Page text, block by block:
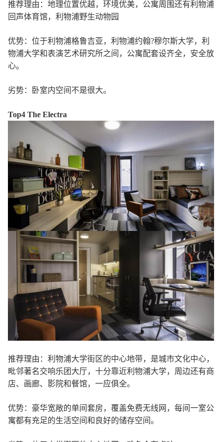
推荐理由：地理位置优越，环境优美，公寓周围还有利物浦
回声体育馆，利物浦野生动物园
优势：位于利物浦格鲁吉亚，利物浦约翰?穆尔斯大学，利
物浦大学和表演艺术研究所之间，公寓配套设齐全，安全放
心。
劣势：卧室内空间不是很大。
Top4 The Electra
推荐理由：利物浦大学街区的中心地带，是城市文化中心，
毗邻著名交响乐团大厅，十分靠近利物浦大学，周边还有商
店、画廊、影院和餐馆，一应俱全。
优势：豪华宽敞的单间套房，覆盖免费无线网，每间一室公
寓都有充足的生活空间和良好的储存空间。